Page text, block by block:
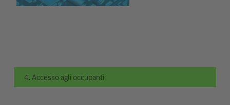
4. Accesso agli occupanti